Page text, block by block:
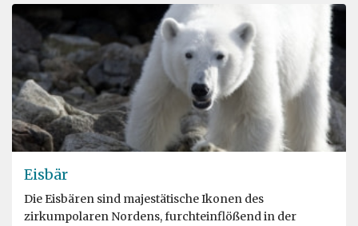
Eisbär
Die Eisbären sind majestätische Ikonen des
zirkumpolaren Nordens, furchteinflößend in der